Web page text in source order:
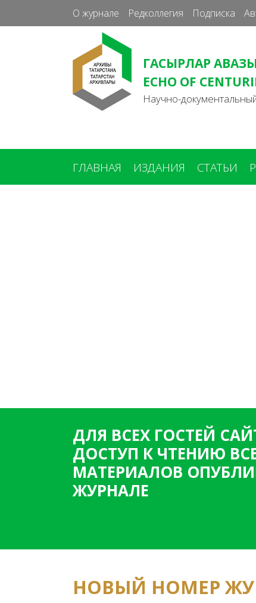
О журнале Редколлегия Подписка
ГАСЫРЛАР
ECHO OF
Научно-
ГЛАВНАЯ ИЗДАНИЯ СТАТЬИ
ДЛЯ ВСЕХ ГОСТЕЙ
ДОСТУП К ЧТЕНИЮ
МАТЕРИАЛОВ
ЖУРНАЛЕ
НОВЫЙ НОМЕР